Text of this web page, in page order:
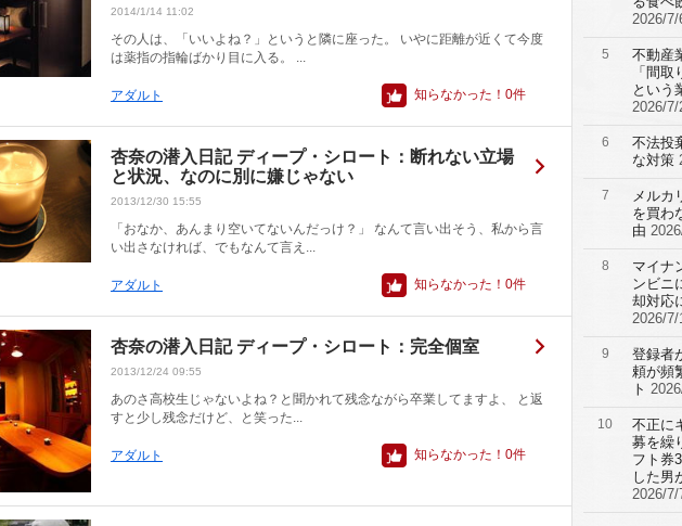
2014/1/14 11:02
その人は、「いいよね？」というと隣に座った。 いやに距離が近くて今度
は薬指の指輪ばかり目に入る。 ...
アダルト 知らなかった！ 0件
杏奈の潜入日記 ディープ・シロート：断れない立場
と状況、なのに別に嫌じゃない
2013/12/30 15:55
「おなか、あんまり空いてないんだっけ？」 なんて言い出そう、私から言
い出さなければ、でもなんて言え...
アダルト 知らなかった！ 0件
杏奈の潜入日記 ディープ・シロート：完全個室
2013/12/24 09:55
あのさ高校生じゃないよね？と聞かれて残念ながら卒業してますよ、 と返
すと少し残念だけど、と笑った...
アダルト 知らなかった！ 0件
2026/7/
5
不動産
「間取
という
2026/7/
6
不法投
な対策
7
メルカ
を買わ
由
8
マイナ
ンビニ
却対応
2026/7/
9
登録者
頼が頻
ト
10
不正に
募を繰
フト券
した男
2026/7/